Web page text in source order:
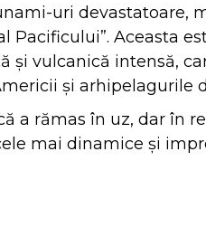
uri devastatoare,
Pacificului”. Aceasta
și vulcanică intensă,
și arhipelagurile
a rămas în uz, dar în
mai dinamice și